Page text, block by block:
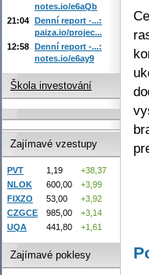
notes.io/e6aQb
21:04 Denní report -...:
paiza.io/projec...
12:58 Denní report -...:
notes.io/e6ay9
Škola investování
Zajímavé vzestupy
PVT 1,19
+38,37
NLOK
600,00
+3,99
FIXZO
53,00
+3,92
CZGCE
985,00
+3,14
UQA
441,80 +1,61
Zajímavé poklesy